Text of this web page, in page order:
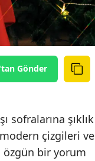
Gönder
sofralarına şıklık
çizgileri ve
özgün bir yorum